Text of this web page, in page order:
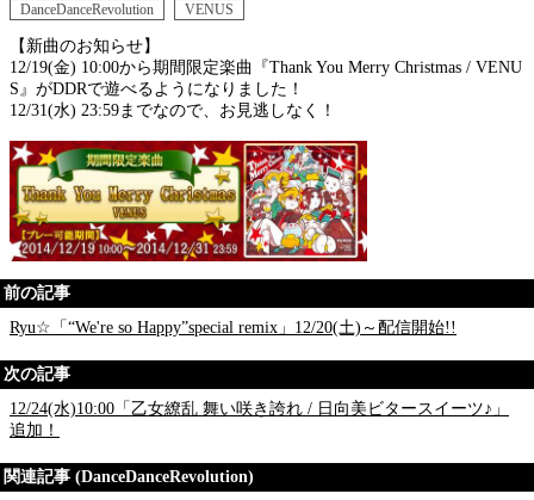
DanceDanceRevolution
VENUS
【新曲のお知らせ】
12/19(金) 10:00から期間限定楽曲『Thank You Merry Christmas / VENU
S』がDDRで遊べるようになりました！
12/31(水) 23:59までなので、お見逃しなく！
前の記事
Ryu☆「“We're so Happy”special remix」12/20(土)～配信開始!!
次の記事
12/24(水)10:00「乙女繚乱 舞い咲き誇れ / 日向美ビタースイーツ♪」
追加！
関連記事 (DanceDanceRevolution)